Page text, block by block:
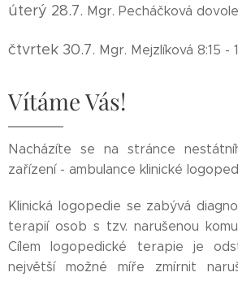
úterý 28.7. Mgr. Pecháčková
čtvrtek 30.7. Mgr. Mejzlíková 8:15 -
Vítáme Vás!
Nacházíte se na stránce
zařízení - ambulance klinické
Klinická logopedie se zabývá
terapií osob s tzv. narušenou
Cílem logopedické terapie je
největší možné míře zmírnit